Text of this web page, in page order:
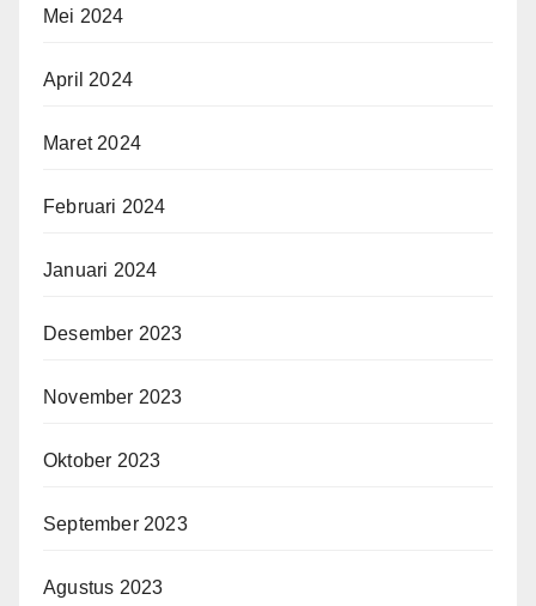
Mei 2024
April 2024
Maret 2024
Februari 2024
Januari 2024
Desember 2023
November 2023
Oktober 2023
September 2023
Agustus 2023